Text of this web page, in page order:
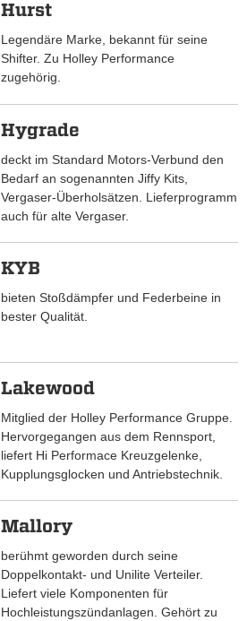
Hurst
Legendäre Marke, bekannt für seine
Shifter. Zu Holley Performance
zugehörig.
Hygrade
deckt im Standard Motors-Verbund den
Bedarf an sogenannten Jiffy Kits,
Vergaser-Überholsätzen. Lieferprogramm
auch für alte Vergaser.
KYB
bieten Stoßdämpfer und Federbeine in
bester Qualität.
Lakewood
Mitglied der Holley Performance Gruppe.
Hervorgegangen aus dem Rennsport,
liefert Hi Performace Kreuzgelenke,
Kupplungsglocken und Antriebstechnik.
Mallory
berühmt geworden durch seine
Doppelkontakt- und Unilite Verteiler.
Liefert viele Komponenten für
Hochleistungszündanlagen. Gehört zu